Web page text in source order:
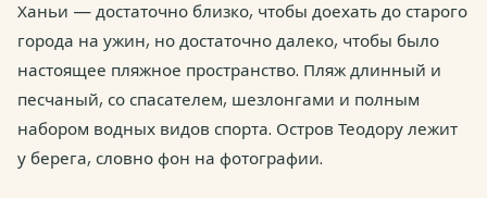
Ханьи — достаточно близко, чтобы доехать до старого
города на ужин, но достаточно далеко, чтобы было
настоящее пляжное пространство. Пляж длинный и
песчаный, со спасателем, шезлонгами и полным
набором водных видов спорта. Остров Теодору лежит
у берега, словно фон на фотографии.